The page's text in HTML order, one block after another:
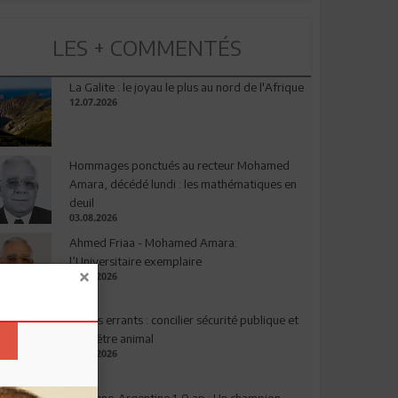
LES + COMMENTÉS
La Galite : le joyau le plus au nord de l'Afrique
12.07.2026
Hommages ponctués au recteur Mohamed
Amara, décédé lundi : les mathématiques en
deuil
03.08.2026
Ahmed Friaa - Mohamed Amara:
l’Universitaire exemplaire
04.08.2026
Chiens errants : concilier sécurité publique et
bien-être animal
17.07.2026